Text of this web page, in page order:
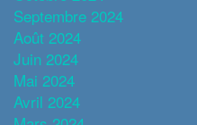
Septembre 2024
Août 2024
Juin 2024
Mai 2024
Avril 2024